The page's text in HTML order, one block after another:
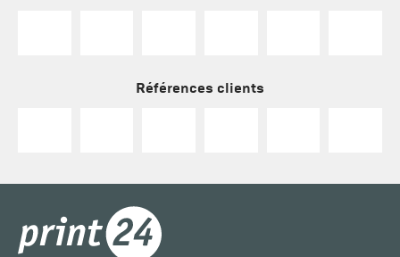
Références clients